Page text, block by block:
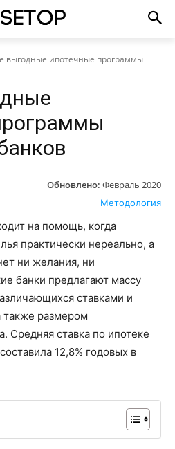
выгодные ипотечные программы
Обновлено: Февраль 2020
Методология
на помощь, когда
практически нереально, а
ни желания, ни
банки предлагают массу
ставками и
также размером
Средняя ставка по ипотеке
12,8% годовых в